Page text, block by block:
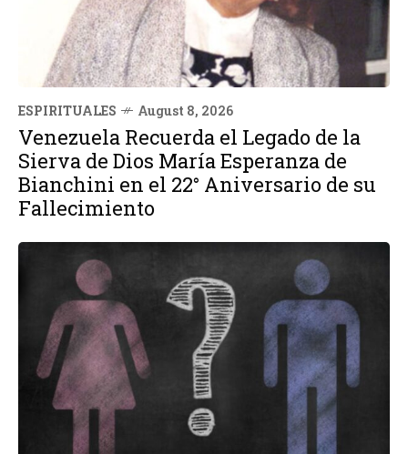
ESPIRITUALES August 8, 2026
Venezuela Recuerda el Legado de la
Sierva de Dios María Esperanza de
Bianchini en el 22° Aniversario de su
Fallecimiento